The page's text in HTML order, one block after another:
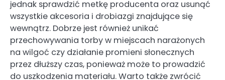
jednak sprawdzić metkę producenta oraz usunąć
wszystkie akcesoria i drobiazgi znajdujące się
wewnątrz. Dobrze jest również unikać
przechowywania torby w miejscach narażonych
na wilgoć czy działanie promieni słonecznych
przez dłuższy czas, ponieważ może to prowadzić
do uszkodzenia materiału. Warto także zwrócić